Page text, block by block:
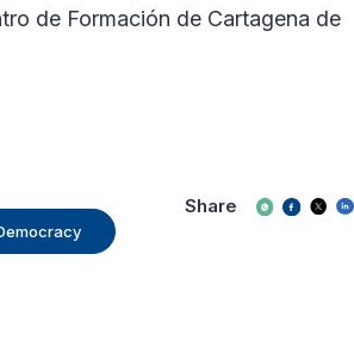
de Formación de Cartagena de
Share